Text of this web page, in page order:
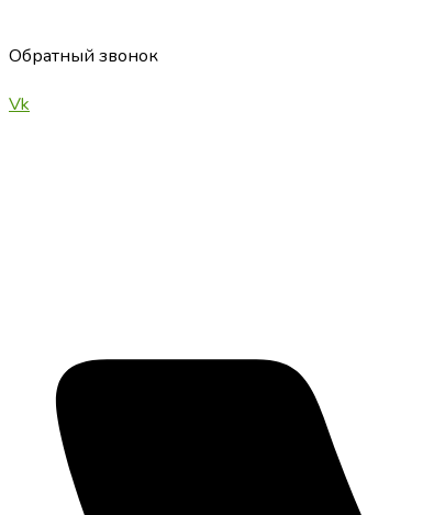
Обратный звонок
Vk